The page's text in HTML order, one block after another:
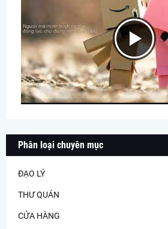
Phân loại chuyên mục
ĐẠO LÝ
THƯ QUÁN
CỬA HÀNG